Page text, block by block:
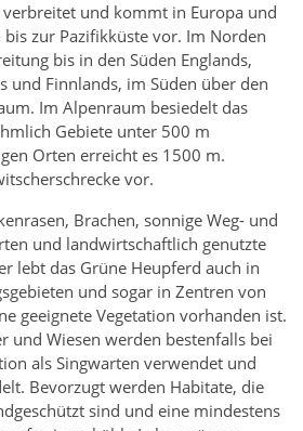
und kommt in Europa und
zur Pazifikküste vor. Im Norden
bis in den Süden Englands,
und Finnlands, im Süden über den
Im Alpenraum besiedelt das
Gebiete unter 500 m
Orten erreicht es 1500 m.
vor.
Brachen, sonnige Weg- und
und landwirtschaftlich genutzte
lebt das Grüne Heupferd auch in
und sogar in Zentren von
geeignete Vegetation vorhanden ist.
und Wiesen werden bestenfalls bei
als Singwarten verwendet und
Bevorzugt werden Habitate, die
sind und eine mindestens